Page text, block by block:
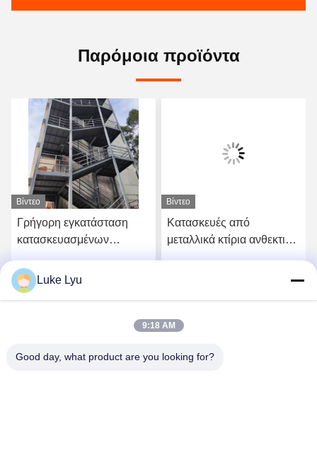
Παρόμοια προϊόντα
Βίντεο
Γρήγορη εγκατάσταση
κατασκευασμένων
πολυώροφα / πολυώροφα
κτίρια Πάρτε την καλύτερη τιμή
Βίντεο
Κατασκευές από
μεταλλικά κτίρια ανθεκτικά
Luke Lyu
9:18 AM
Good day, what product are you looking for?